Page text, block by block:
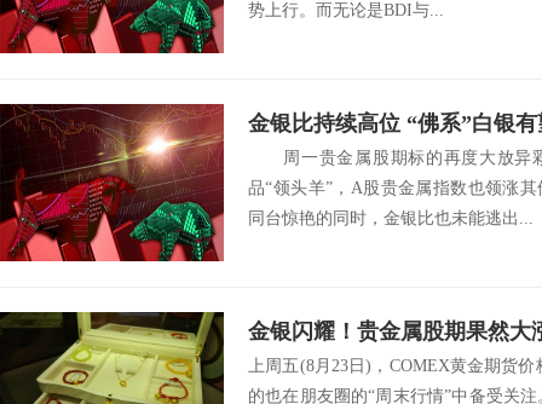
势上行。而无论是BDI与...
金银比持续高位 “佛系”白银
周一贵金属股期标的再度大放异
品“领头羊”，A股贵金属指数也领涨
同台惊艳的同时，金银比也未能逃出...
金银闪耀！贵金属股期果然大
份买金攻略
上周五(8月23日)，COMEX黄金期货
的也在朋友圈的“周末行情”中备受